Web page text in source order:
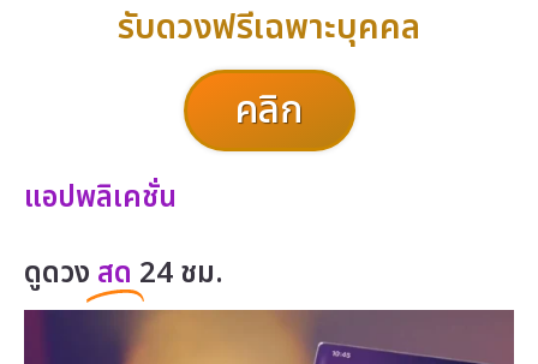
รับดวงฟรีเฉพาะบุคคล
คลิก
แอปพลิเคชั่น
ดูดวง สด 24 ชม.